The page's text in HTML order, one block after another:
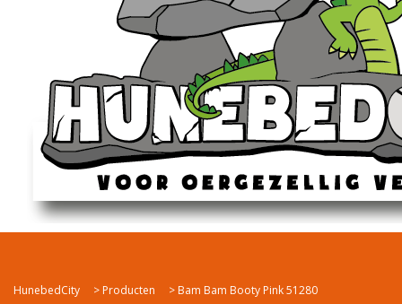
HunebedCity > Producten > Bam Bam Booty Pink 51280